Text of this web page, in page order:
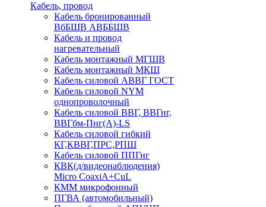
Кабель, провод
Кабель бронированный
ВбБШВ АВББШВ
Кабель и провод
нагревательный
Кабель монтажный МГШВ
Кабель монтажный МКШ
Кабель силовой АВВГ ГОСТ
Кабель силовой NYM
однопроволочный
Кабель силовой ВВГ, ВВГнг,
ВВГбм-Пнг(А)-LS
Кабель силовой гибкий
КГ,КВВГ,ПРС,РПШ
Кабель силовой ППГнг
КВК(д/видеонаблюдения)
Micro CoaxiA+CuL
КММ микрофонный
ПГВА (автомобильный)